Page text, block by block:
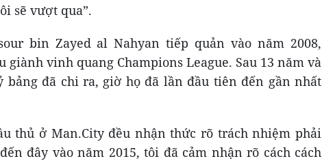
sẽ vượt qua”.
bin Zayed al Nahyan tiếp quản vào năm 2008,
giành vinh quang Champions League. Sau 13 năm và
bảng đã chi ra, giờ họ đã lần đầu tiên đến gần nhất
thủ ở Man.City đều nhận thức rõ trách nhiệm phải
đây vào năm 2015, tôi đã cảm nhận rõ cách cách